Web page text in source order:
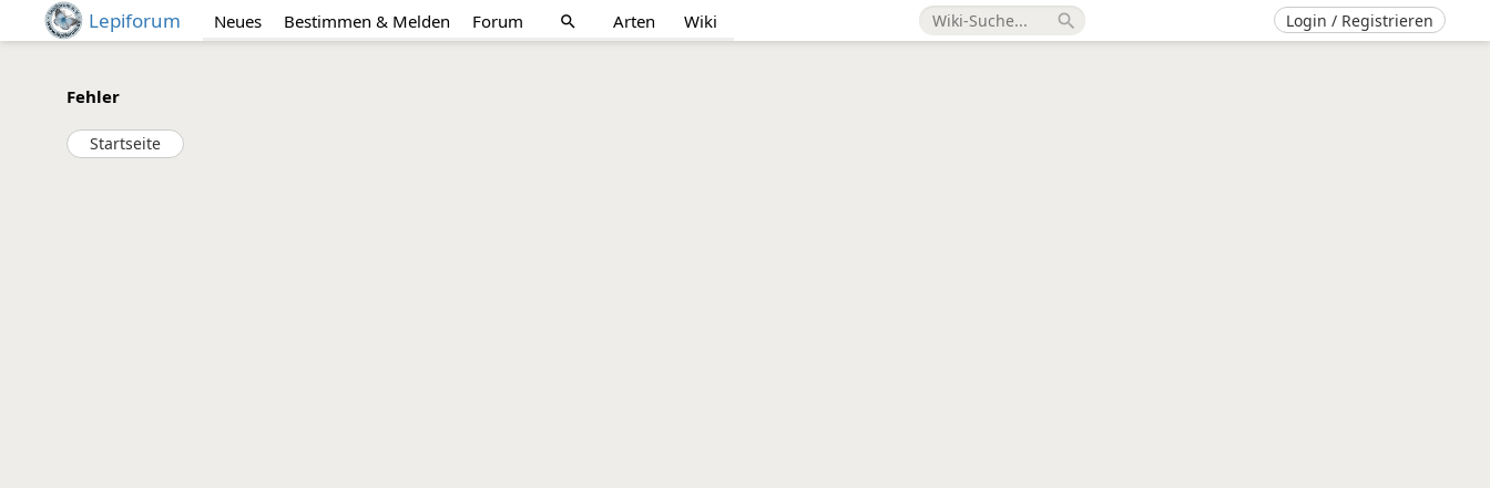
Lepiforum Neues Bestimmen & Melden Forum search Arten Wiki search Login / Registrieren
Fehler
Startseite